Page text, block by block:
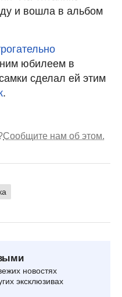
и вошла в альбом
юбилеем в
сделал ей этим
.
Сообщите нам об этом.
новостях
эксклюзивах